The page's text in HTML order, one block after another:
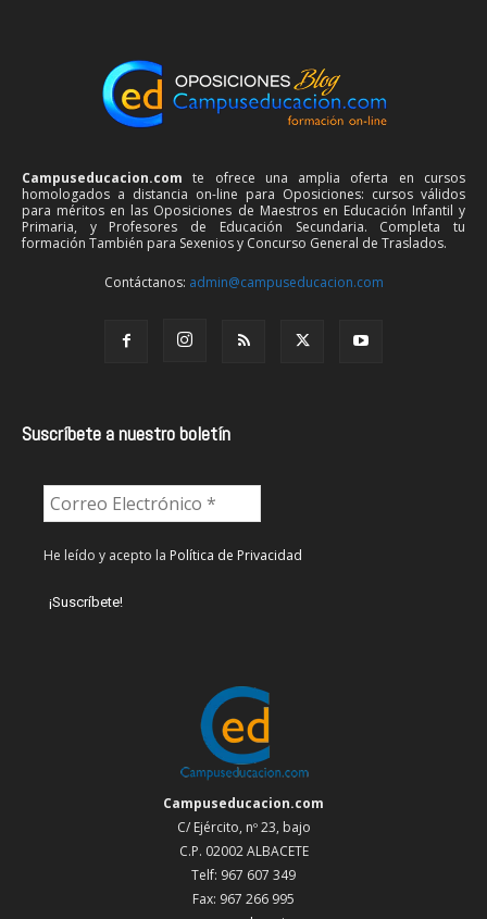
Campuseducacion.com te ofrece una amplia oferta en cursos
homologados a distancia on-line para Oposiciones: cursos válidos
para méritos en las Oposiciones de Maestros en Educación Infantil y
Primaria, y Profesores de Educación Secundaria. Completa tu
formación También para Sexenios y Concurso General de Traslados.
Contáctanos: admin@campuseducacion.com
Suscríbete a nuestro boletín
He leído y acepto la Política de Privacidad
Campuseducacion.com
C/ Ejército, nº 23, bajo
C.P. 02002 ALBACETE
Telf: 967 607 349
Fax: 967 266 995